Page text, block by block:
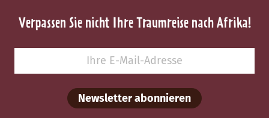
Verpassen Sie nicht Ihre Traumreise nach Afrika!
Newsletter abonnieren